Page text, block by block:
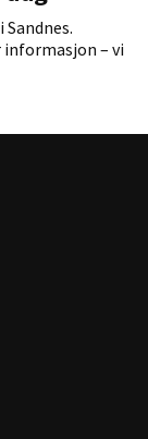
– vi